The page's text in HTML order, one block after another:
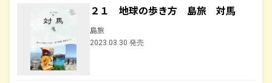
２１ 地球の歩き方 島旅 対馬
島旅
2023.03.30 発売